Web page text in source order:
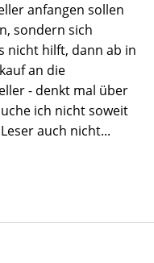
anfangen sollen
sondern sich
nicht hilft, dann ab in
an die
- denkt mal über
ich nicht soweit
auch nicht...